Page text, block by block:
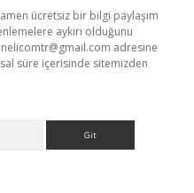
ücretsiz bir bilgi paylaşım
aykırı olduğunu
adresine
süre içerisinde sitemizden